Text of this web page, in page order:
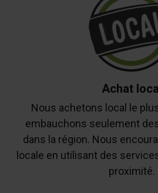
Achat
Nous achetons local le
embauchons seulement
dans la région. Nous
locale en utilisant des
proximité.